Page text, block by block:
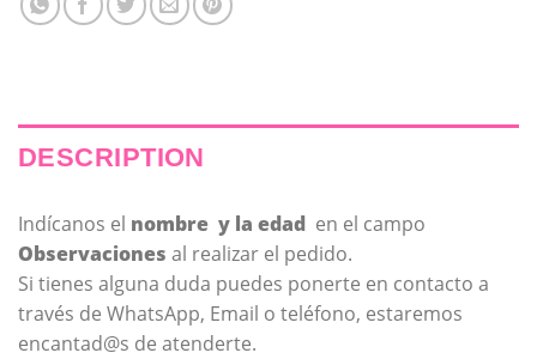
DESCRIPTION
Indícanos el nombre y la edad en el campo
Observaciones al realizar el pedido.
Si tienes alguna duda puedes ponerte en contacto a
través de WhatsApp, Email o teléfono, estaremos
encantad@s de atenderte.